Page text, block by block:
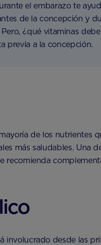
el embarazo te
de la concepción y
¿qué vitaminas
previa a la concepción.
de los nutrientes
más saludables. Una
involucrado desde las